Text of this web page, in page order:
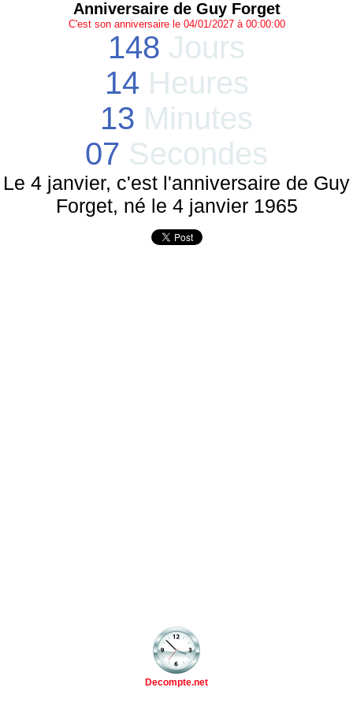
Anniversaire de Guy Forget
C'est son anniversaire le 04/01/2027 à 00:00:00
148 Jours
14 Heures
13 Minutes
07 Secondes
Le 4 janvier, c'est l'anniversaire de Guy
Forget, né le 4 janvier 1965
Decompte.net